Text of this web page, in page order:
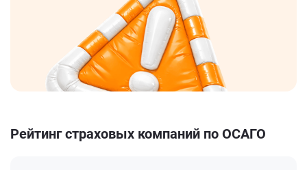
Рейтинг страховых компаний по ОСАГО